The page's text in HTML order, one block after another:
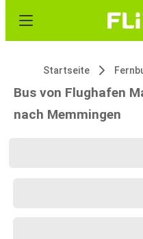
Startseite
Bus von Flughafen
nach Memmingen